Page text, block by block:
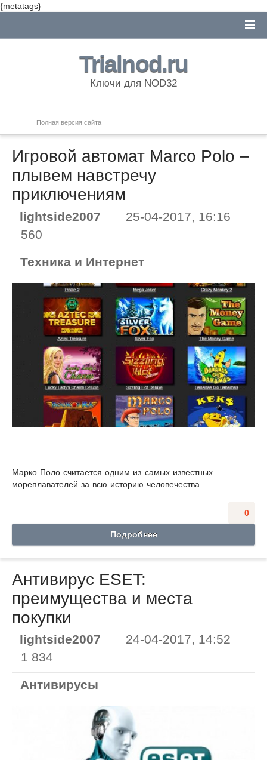
{metatags}
Trialnod.ru
Ключи для NOD32
Полная версия сайта
Игровой автомат Marco Polo –
плывем навстречу
приключениям
lightside2007
25-04-2017, 16:16
560
Техника и Интернет
Марко Поло считается одним из самых известных
мореплавателей за всю историю человечества.
0
Подробнее
Антивирус ESET:
преимущества и места
покупки
lightside2007
24-04-2017, 14:52
1 834
Антивирусы